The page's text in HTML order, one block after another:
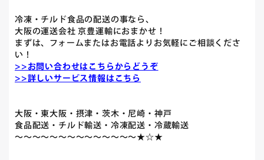
冷凍・チルド食品の配送の事なら、
大阪の運送会社 京豊運輸におまかせ！
まずは、フォームまたはお電話よりお気軽にご相談くださ
い！
>>お問い合わせはこちらからどうぞ
>>詳しいサービス情報はこちら
大阪・東大阪・摂津・茨木・尼崎・神戸
食品配送・チルド輸送・冷凍配送・冷蔵輸送
～～～～～～～～～～～～～～★☆★